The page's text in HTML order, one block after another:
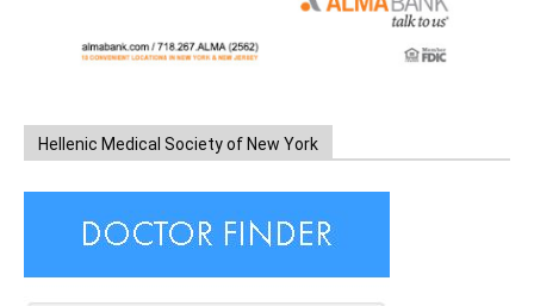
Hellenic Medical Society of New York